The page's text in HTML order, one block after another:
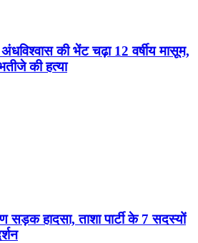
की भेंट चढ़ा 12 वर्षीय मासूम,
की हत्या
हादसा, ताशा पार्टी के 7 सदस्यों